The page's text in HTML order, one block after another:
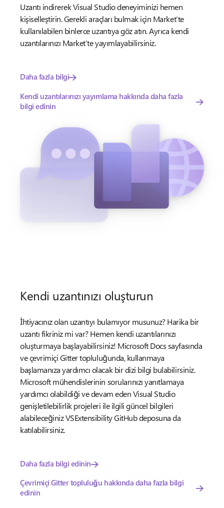
Uzantı indirerek Visual Studio deneyiminizi hemen
kişiselleştirin. Gerekli araçları bulmak için Market’te
kullanılabilen binlerce uzantıya göz atın. Ayrıca kendi
uzantılarınızı Market’te yayımlayabilirsiniz.
Daha fazla bilgi
Kendi uzantılarınızı yayımlama hakkında daha fazla
bilgi edinin
Kendi uzantınızı oluşturun
İhtiyacınız olan uzantıyı bulamıyor musunuz? Harika bir
uzantı fikriniz mi var? Hemen kendi uzantılarınızı
oluşturmaya başlayabilirsiniz! Microsoft Docs sayfasında
ve çevrimiçi Gitter topluluğunda, kullanmaya
başlamanıza yardımcı olacak bir dizi bilgi bulabilirsiniz.
Microsoft mühendislerinin sorularınızı yanıtlamaya
yardımcı olabildiği ve devam eden Visual Studio
genişletilebilirlik projeleri ile ilgili güncel bilgileri
alabileceğiniz VSExtensibility GitHub deposuna da
katılabilirsiniz.
Daha fazla bilgi edinin
Çevrimiçi Gitter topluluğu hakkında daha fazla bilgi
edinin